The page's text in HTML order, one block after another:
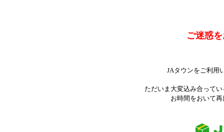
ご迷惑
JAタウンをご利用
ただいま大変込み合って
お時間をおいて